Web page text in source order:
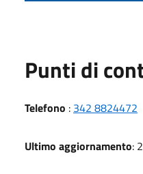
Punti di
Telefono : 342 8824472
Ultimo aggiornamento: